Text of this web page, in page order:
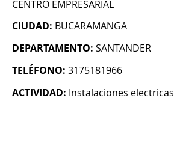
CENTRO EMPRESARIAL
CIUDAD: BUCARAMANGA
DEPARTAMENTO: SANTANDER
TELÉFONO: 3175181966
ACTIVIDAD: Instalaciones electricas